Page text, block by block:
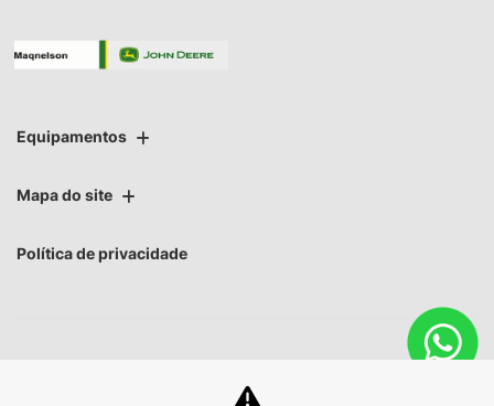
Equipamentos
Mapa do site
Política de privacidade